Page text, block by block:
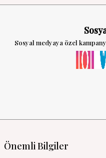
Sosyal medyaya özel
Önemli Bilgiler